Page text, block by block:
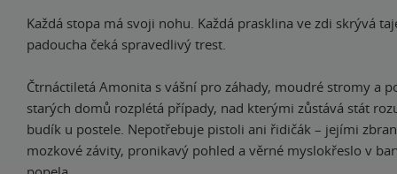
Každá stopa má svoji nohu. Každá prasklina ve zdi skrývá
padoucha čeká spravedlivý trest.
Čtrnáctiletá Amonita s vášní pro záhady, moudré stromy a
starých domů rozplétá případy, nad kterými zůstává stát
budík u postele. Nepotřebuje pistoli ani řidičák – jejími
mozkové závity, pronikavý pohled a věrné myslokřeslo v